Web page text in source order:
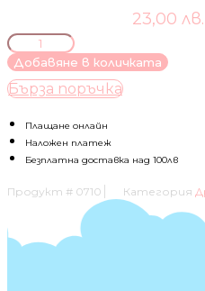
23,00 лв.
количество
за
it's
a
bubble
Добавяне в количката
Бърза поръчка
Плащане онлайн
Наложен платеж
Безплатна доставка над 100лв
Продукт # 0710 Категория